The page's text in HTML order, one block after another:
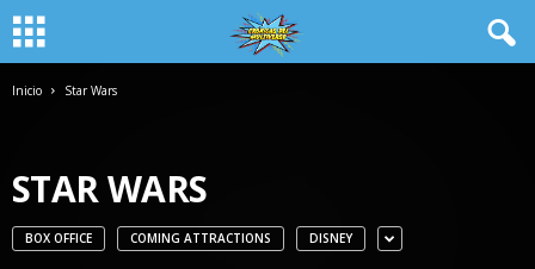
Inicio Star Wars
STAR WARS
BOX OFFICE COMING ATTRACTIONS DISNEY